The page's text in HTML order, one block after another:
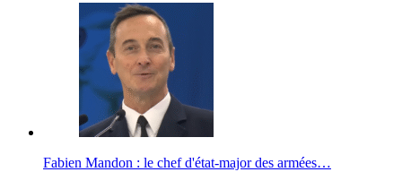
Fabien Mandon : le chef d'état-major des armées…